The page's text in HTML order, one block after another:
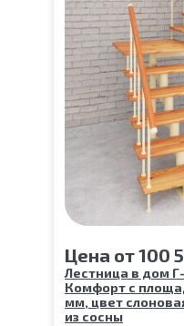
Цена от100
Лестница в дом
Комфорт с
мм, цвет
из сосны